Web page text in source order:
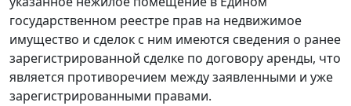
государственном реестре прав на недвижимое
имущество и сделок с ним имеются сведения о ранее
зарегистрированной сделке по договору аренды, что
является противоречием между заявленными и уже
зарегистрированными правами.